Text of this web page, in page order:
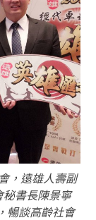
，遠雄人壽副
秘書長陳景寧
暢談高齡社會